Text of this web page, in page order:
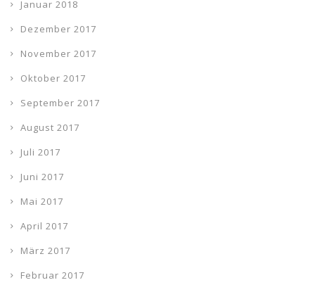
Januar 2018
Dezember 2017
November 2017
Oktober 2017
September 2017
August 2017
Juli 2017
Juni 2017
Mai 2017
April 2017
März 2017
Februar 2017